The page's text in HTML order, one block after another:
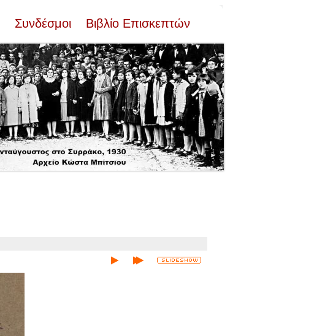
Συνδέσμοι Βιβλίο Επισκεπτών